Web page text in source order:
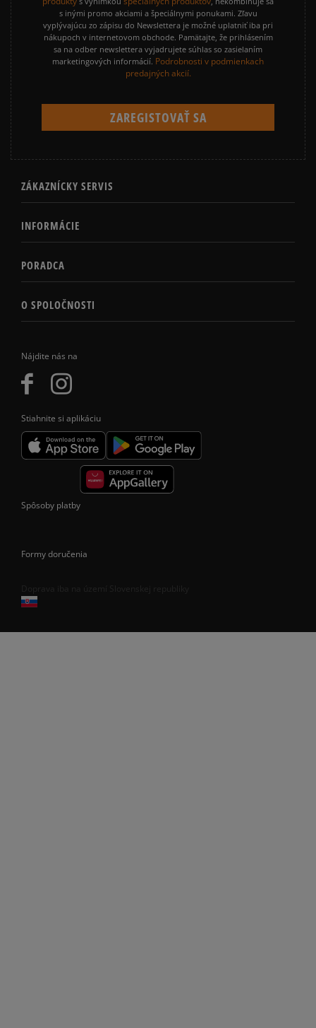
Nájdite nás na
Stiahnite si aplikáciu
s inými promo akciami a špeciálnymi ponukami. Zľavu
vyplývajúcu zo zápisu do Newslettera je možné uplatniť iba pri
nákupoch v internetovom obchode. Pamätajte, že prihlásením
sa na odber newslettera vyjadrujete súhlas so zasielaním
marketingových informácií. Podrobnosti v podmienkach
predajných akcií.
ZÁKAZNÍCKY SERVIS
INFORMÁCIE
PORADCA
O SPOLOČNOSTI
Spôsoby platby
Formy doručenia